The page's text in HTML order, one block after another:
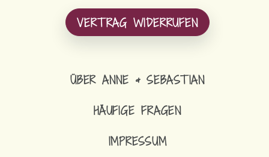
VERTRAG WIDERRUFEN
ÜBER ANNE & SEBASTIAN
HÄUFIGE FRAGEN
IMPRESSUM